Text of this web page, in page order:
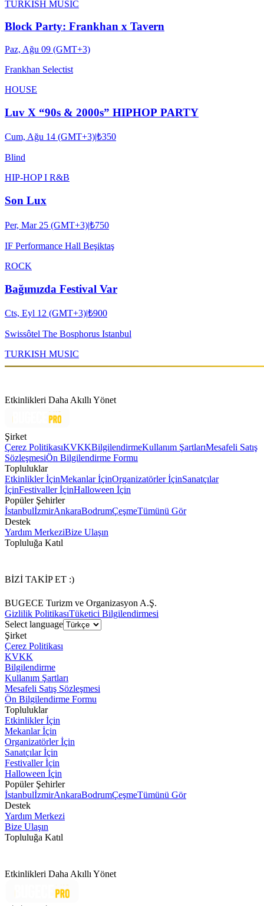
TURKISH MUSIC
Block Party: Frankhan x Tavern
Paz, Ağu 09 (GMT+3)
Frankhan Selectist
HOUSE
Luv X “90s & 2000s” HIPHOP PARTY
Cum, Ağu 14 (GMT+3)|₺350
Blind
HIP-HOP I R&B
Son Lux
Per, Mar 25 (GMT+3)|₺750
IF Performance Hall Beşiktaş
ROCK
Bağımızda Festival Var
Cts, Eyl 12 (GMT+3)|₺900
Swissôtel The Bosphorus Istanbul
TURKISH MUSIC
Etkinlikleri Daha Akıllı Yönet
Şirket
Çerez PolitikasıKVKKBilgilendirmeKullanım ŞartlarıMesafeli Satış
SözleşmesiÖn Bilgilendirme Formu
Topluluklar
Etkinlikler İçinMekanlar İçinOrganizatörler İçinSanatçılar
İçinFestivaller İçinHalloween İçin
Popüler Şehirler
İstanbulİzmirAnkaraBodrumÇeşmeTümünü Gör
Destek
Yardım MerkeziBize Ulaşın
Topluluğa Katıl
BİZİ TAKİP ET :)
BUGECE Turizm ve Organizasyon A.Ş.
Gizlilik PolitikasıTüketici Bilgilendirmesi
Select language
Şirket
Çerez Politikası
KVKK
Bilgilendirme
Kullanım Şartları
Mesafeli Satış Sözleşmesi
Ön Bilgilendirme Formu
Topluluklar
Etkinlikler İçin
Mekanlar İçin
Organizatörler İçin
Sanatçılar İçin
Festivaller İçin
Halloween İçin
Popüler Şehirler
İstanbulİzmirAnkaraBodrumÇeşmeTümünü Gör
Destek
Yardım Merkezi
Bize Ulaşın
Topluluğa Katıl
Etkinlikleri Daha Akıllı Yönet